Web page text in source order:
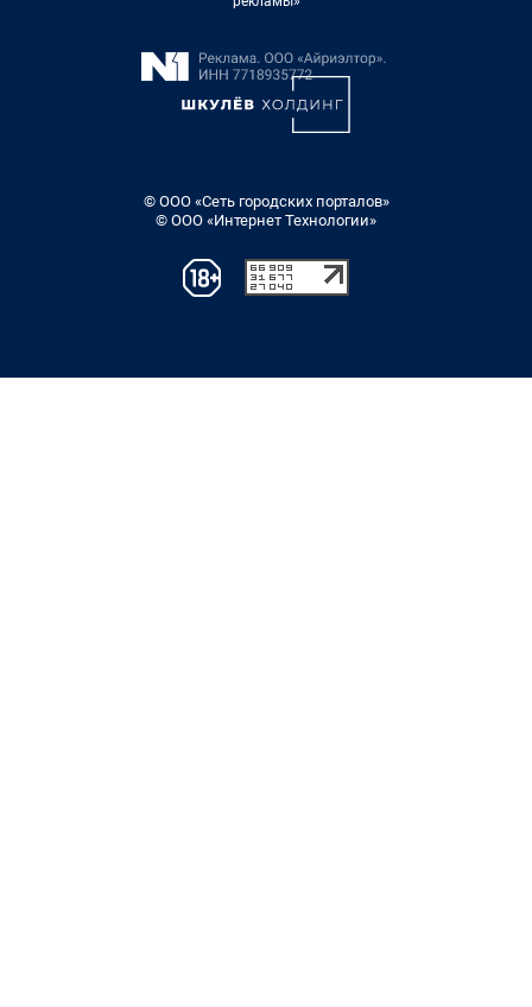
© ООО «Сеть городских порталов»
© ООО «Интернет Технологии»